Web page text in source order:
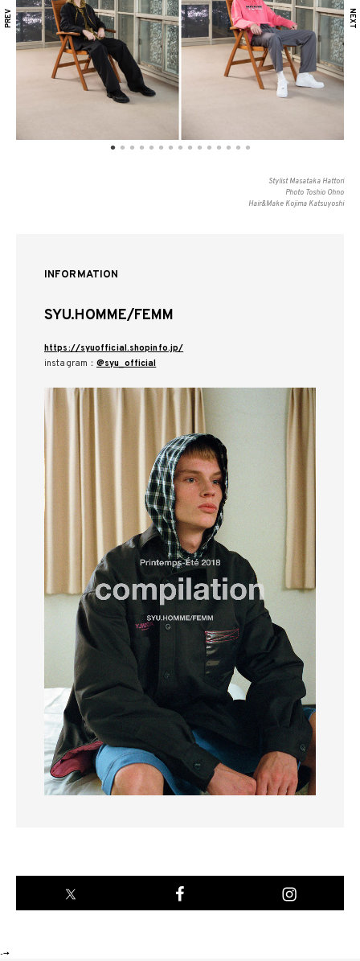
Stylist Masataka Hattori
Photo Toshio Ohno
Hair&Make Kojima Katsuyoshi
INFORMATION
SYU.HOMME/FEMM
https://syuofficial.shopinfo.jp/
instagram： @syu_official
-->